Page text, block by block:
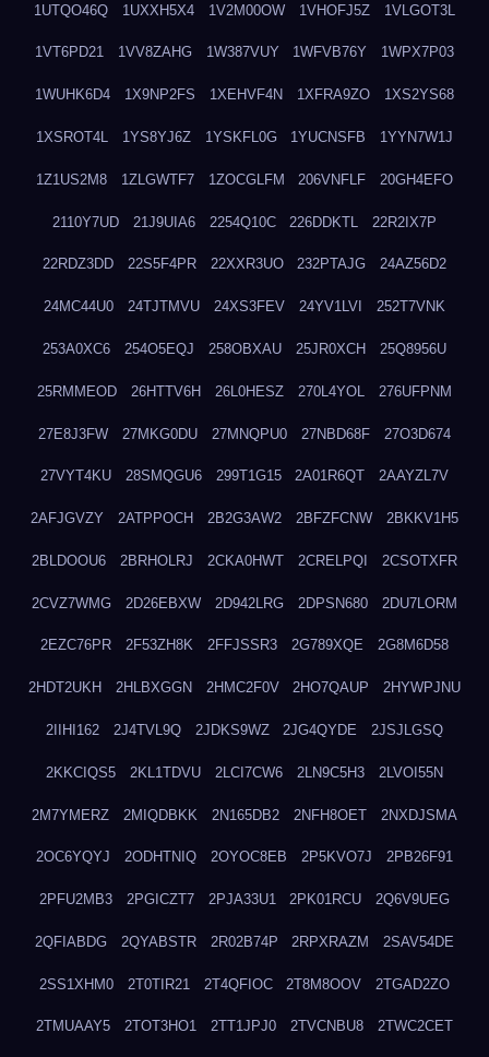
1UTQO46Q 1UXXH5X4 1V2M00OW 1VHOFJ5Z 1VLGOT3L
1VT6PD21 1VV8ZAHG 1W387VUY 1WFVB76Y 1WPX7P03
1WUHK6D4 1X9NP2FS 1XEHVF4N 1XFRA9ZO 1XS2YS68
1XSROT4L 1YS8YJ6Z 1YSKFL0G 1YUCNSFB 1YYN7W1J
1Z1US2M8 1ZLGWTF7 1ZOCGLFM 206VNFLF 20GH4EFO
2110Y7UD 21J9UIA6 2254Q10C 226DDKTL 22R2IX7P
22RDZ3DD 22S5F4PR 22XXR3UO 232PTAJG 24AZ56D2
24MC44U0 24TJTMVU 24XS3FEV 24YV1LVI 252T7VNK
253A0XC6 254O5EQJ 258OBXAU 25JR0XCH 25Q8956U
25RMMEOD 26HTTV6H 26L0HESZ 270L4YOL 276UFPNM
27E8J3FW 27MKG0DU 27MNQPU0 27NBD68F 27O3D674
27VYT4KU 28SMQGU6 299T1G15 2A01R6QT 2AAYZL7V
2AFJGVZY 2ATPPOCH 2B2G3AW2 2BFZFCNW 2BKKV1H5
2BLDOOU6 2BRHOLRJ 2CKA0HWT 2CRELPQI 2CSOTXFR
2CVZ7WMG 2D26EBXW 2D942LRG 2DPSN680 2DU7LORM
2EZC76PR 2F53ZH8K 2FFJSSR3 2G789XQE 2G8M6D58
2HDT2UKH 2HLBXGGN 2HMC2F0V 2HO7QAUP 2HYWPJNU
2IIHI162 2J4TVL9Q 2JDKS9WZ 2JG4QYDE 2JSJLGSQ
2KKCIQS5 2KL1TDVU 2LCI7CW6 2LN9C5H3 2LVOI55N
2M7YMERZ 2MIQDBKK 2N165DB2 2NFH8OET 2NXDJSMA
2OC6YQYJ 2ODHTNIQ 2OYOC8EB 2P5KVO7J 2PB26F91
2PFU2MB3 2PGICZT7 2PJA33U1 2PK01RCU 2Q6V9UEG
2QFIABDG 2QYABSTR 2R02B74P 2RPXRAZM 2SAV54DE
2SS1XHM0 2T0TIR21 2T4QFIOC 2T8M8OOV 2TGAD2ZO
2TMUAAY5 2TOT3HO1 2TT1JPJ0 2TVCNBU8 2TWC2CET